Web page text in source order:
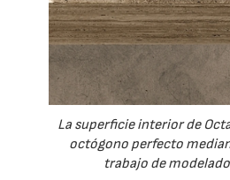
La superficie interior de
octógono perfecto
trabajo de